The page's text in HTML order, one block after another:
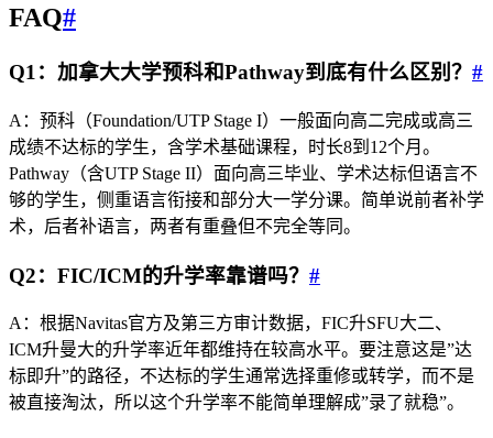
FAQ#
Q1：加拿大大学预科和Pathway到底有什么区别？ #
A：预科（Foundation/UTP Stage I）一般面向高二完成或高三
成绩不达标的学生，含学术基础课程，时长8到12个月。
Pathway（含UTP Stage II）面向高三毕业、学术达标但语言不
够的学生，侧重语言衔接和部分大一学分课。简单说前者补学
术，后者补语言，两者有重叠但不完全等同。
Q2：FIC/ICM的升学率靠谱吗？ #
A：根据Navitas官方及第三方审计数据，FIC升SFU大二、
ICM升曼大的升学率近年都维持在较高水平。要注意这是”达
标即升”的路径，不达标的学生通常选择重修或转学，而不是
被直接淘汰，所以这个升学率不能简单理解成”录了就稳”。